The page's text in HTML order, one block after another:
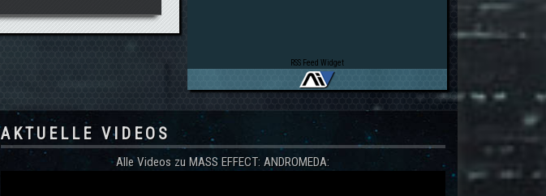
RSS Feed Widget
AKTUELLE VIDEOS
Alle Videos zu MASS EFFECT: ANDROMEDA: